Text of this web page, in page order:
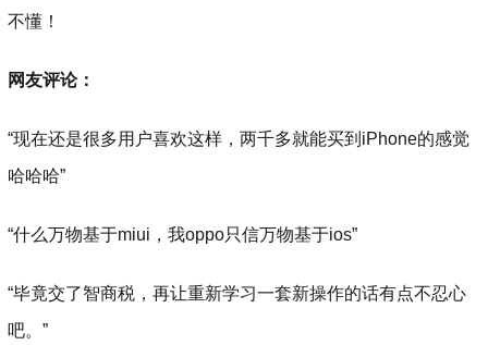
网友评论：
“现在还是很多用户喜欢这样，两千多就能买到iPhone的感觉
哈哈哈”
“什么万物基于miui，我oppo只信万物基于ios”
“毕竟交了智商税，再让重新学习一套新操作的话有点不忍心
吧。”